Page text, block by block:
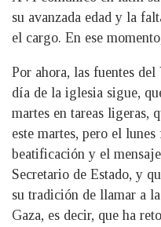
su avanzada edad y la
el cargo. En ese
Por ahora, las fuentes
día de la iglesia sigue,
martes en tareas ligeras,
este martes, pero el
beatificación y el
Secretario de Estado, y
su tradición de llamar a
Gaza, es decir, que ha